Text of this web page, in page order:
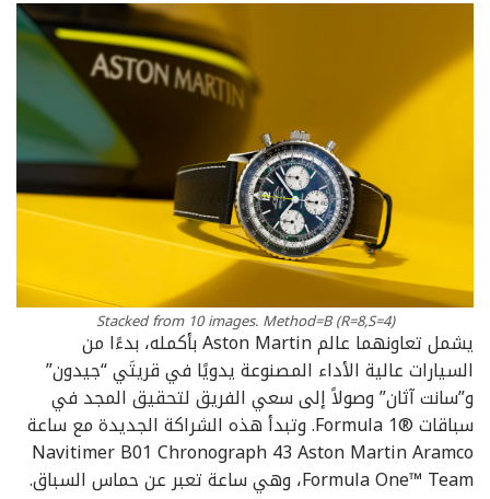
Stacked from 10 images. Method=B (R=8,S=4)
‫يشمل تعاونهما عالم Aston Martin بأكمله، بدءًا من
السيارات عالية الأداء المصنوعة يدويًا في قريتَي “جيدون”
و”سانت آثان” وصولاً إلى سعي الفريق لتحقيق المجد في
سباقات Formula 1®‎. وتبدأ هذه الشراكة الجديدة مع ساعة
Navitimer B01 Chronograph 43 Aston Martin Aramco
Formula One™ Team، وهي ساعة تعبر عن حماس السباق.